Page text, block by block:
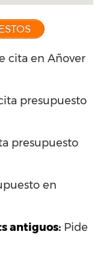
cita en Añover
presupuesto
presupuesto
en
antiguos: Pide